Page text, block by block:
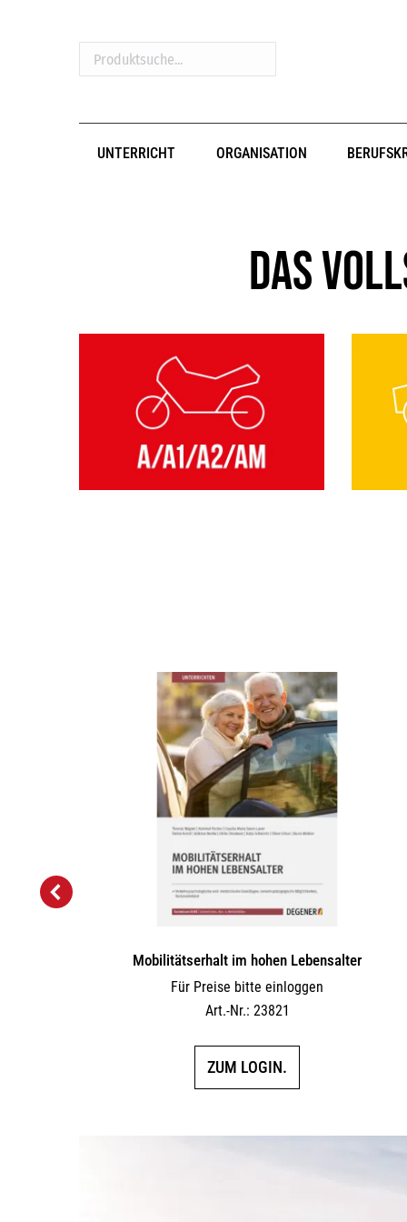
Produktsuche...
UNTERRICHT ORGANISATION
Das
Mobilitätserhalt im hohen Lebensalter
Für Preise bitte einloggen
Art.-Nr.: 23821
ZUM LOGIN.